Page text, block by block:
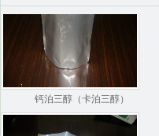
钙泊三醇（卡泊三醇）